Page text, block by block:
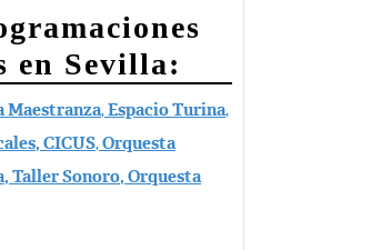
en Sevilla:
Maestranza,Espacio Turina,
CICUS,Orquesta
Taller Sonoro, Orquesta